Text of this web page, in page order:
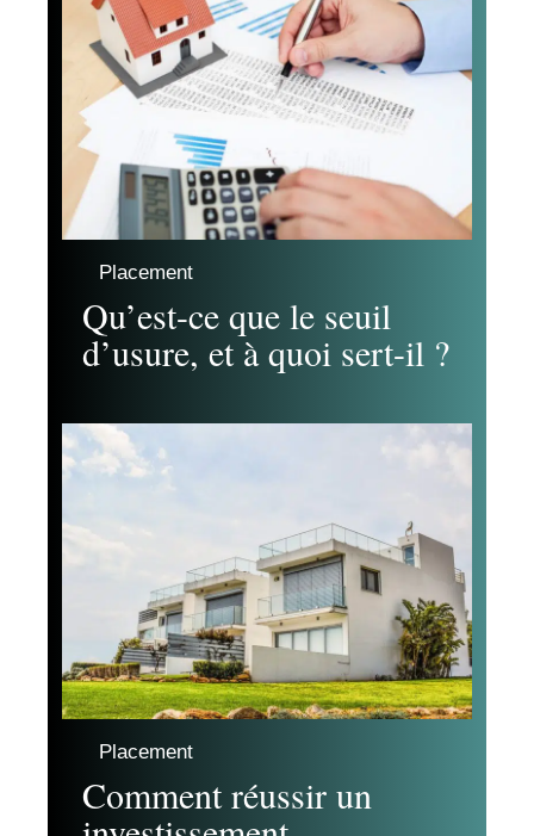
Placement
Qu’est-ce que le seuil
d’usure, et à quoi sert-il ?
Placement
Comment réussir un